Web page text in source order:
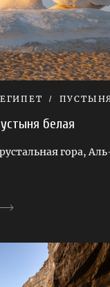
ЕГИПЕТ
белая
гора,